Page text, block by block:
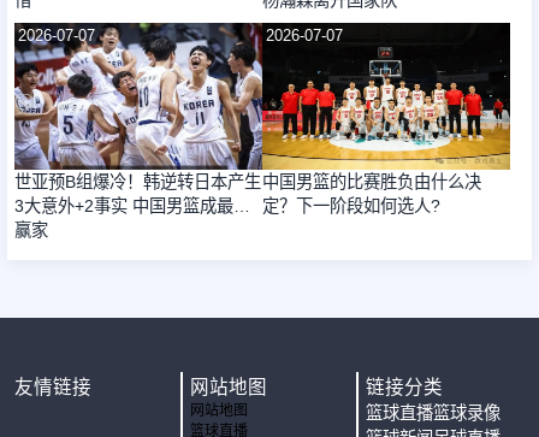
2026-07-07
世亚预B组爆冷！韩逆转日本产生
3大意外+2事实 中国男篮成最大
赢家
2026-07-07
中国男篮的比赛胜负由什么决
定？下一阶段如何选人?
友情链接 网站地图
网站地图
篮球直播
链接分类
篮球直播篮球录像